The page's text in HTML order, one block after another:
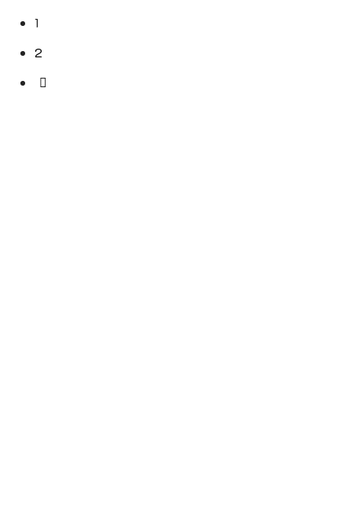
1
2